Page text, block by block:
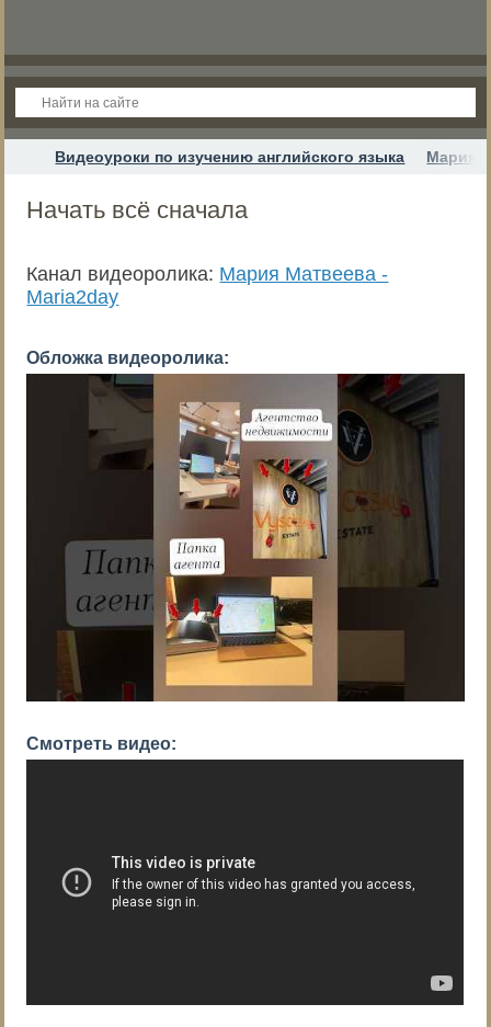
Видеоуроки по изучению английского языка Мария
Начать всё сначала
Канал видеоролика: Мария Матвеева -
Maria2day
Обложка видеоролика:
Смотреть видео: